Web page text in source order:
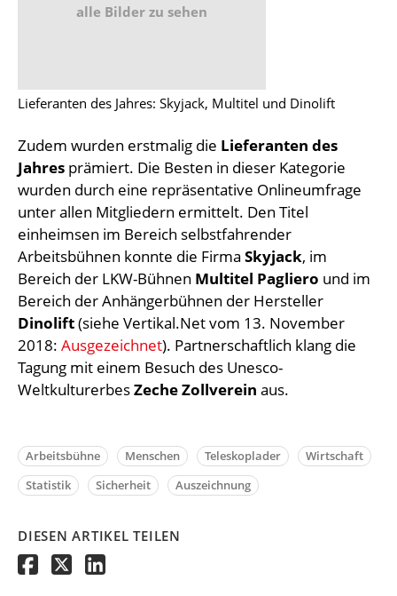
alle Bilder zu sehen
Lieferanten des Jahres: Skyjack, Multitel und Dinolift
Zudem wurden erstmalig die Lieferanten des
Jahres prämiert. Die Besten in dieser Kategorie
wurden durch eine repräsentative Onlineumfrage
unter allen Mitgliedern ermittelt. Den Titel
einheimsen im Bereich selbstfahrender
Arbeitsbühnen konnte die Firma Skyjack, im
Bereich der LKW-Bühnen Multitel Pagliero und im
Bereich der Anhängerbühnen der Hersteller
Dinolift(siehe Vertikal.Net vom 13. November
2018: Ausgezeichnet). Partnerschaftlich klang die
Tagung mit einem Besuch des Unesco-
WeltkulturerbesZeche Zollverein aus.
Arbeitsbühne Menschen Teleskoplader
Wirtschaft
Statistik
Sicherheit Auszeichnung
DIESEN ARTIKEL TEILEN